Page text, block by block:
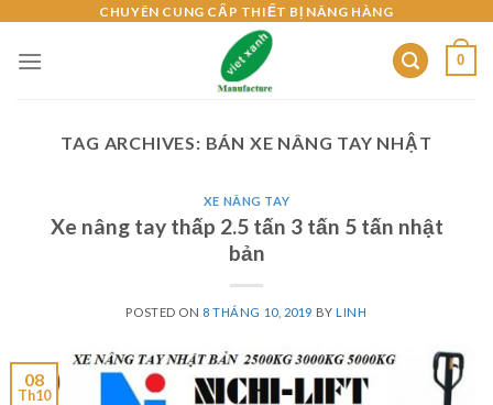
content
CHUYÊN CUNG CẤP THIẾT BỊ NÂNG HÀNG
0
TAG ARCHIVES: BÁN XE NÂNG TAY NHẬT
XE NÂNG TAY
Xe nâng tay thấp 2.5 tấn 3 tấn 5 tấn nhật
bản
POSTED ON 8 THÁNG 10, 2019 BYLINH
08
Th10